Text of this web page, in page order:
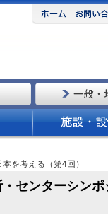
を考える（第4回）
センターシン